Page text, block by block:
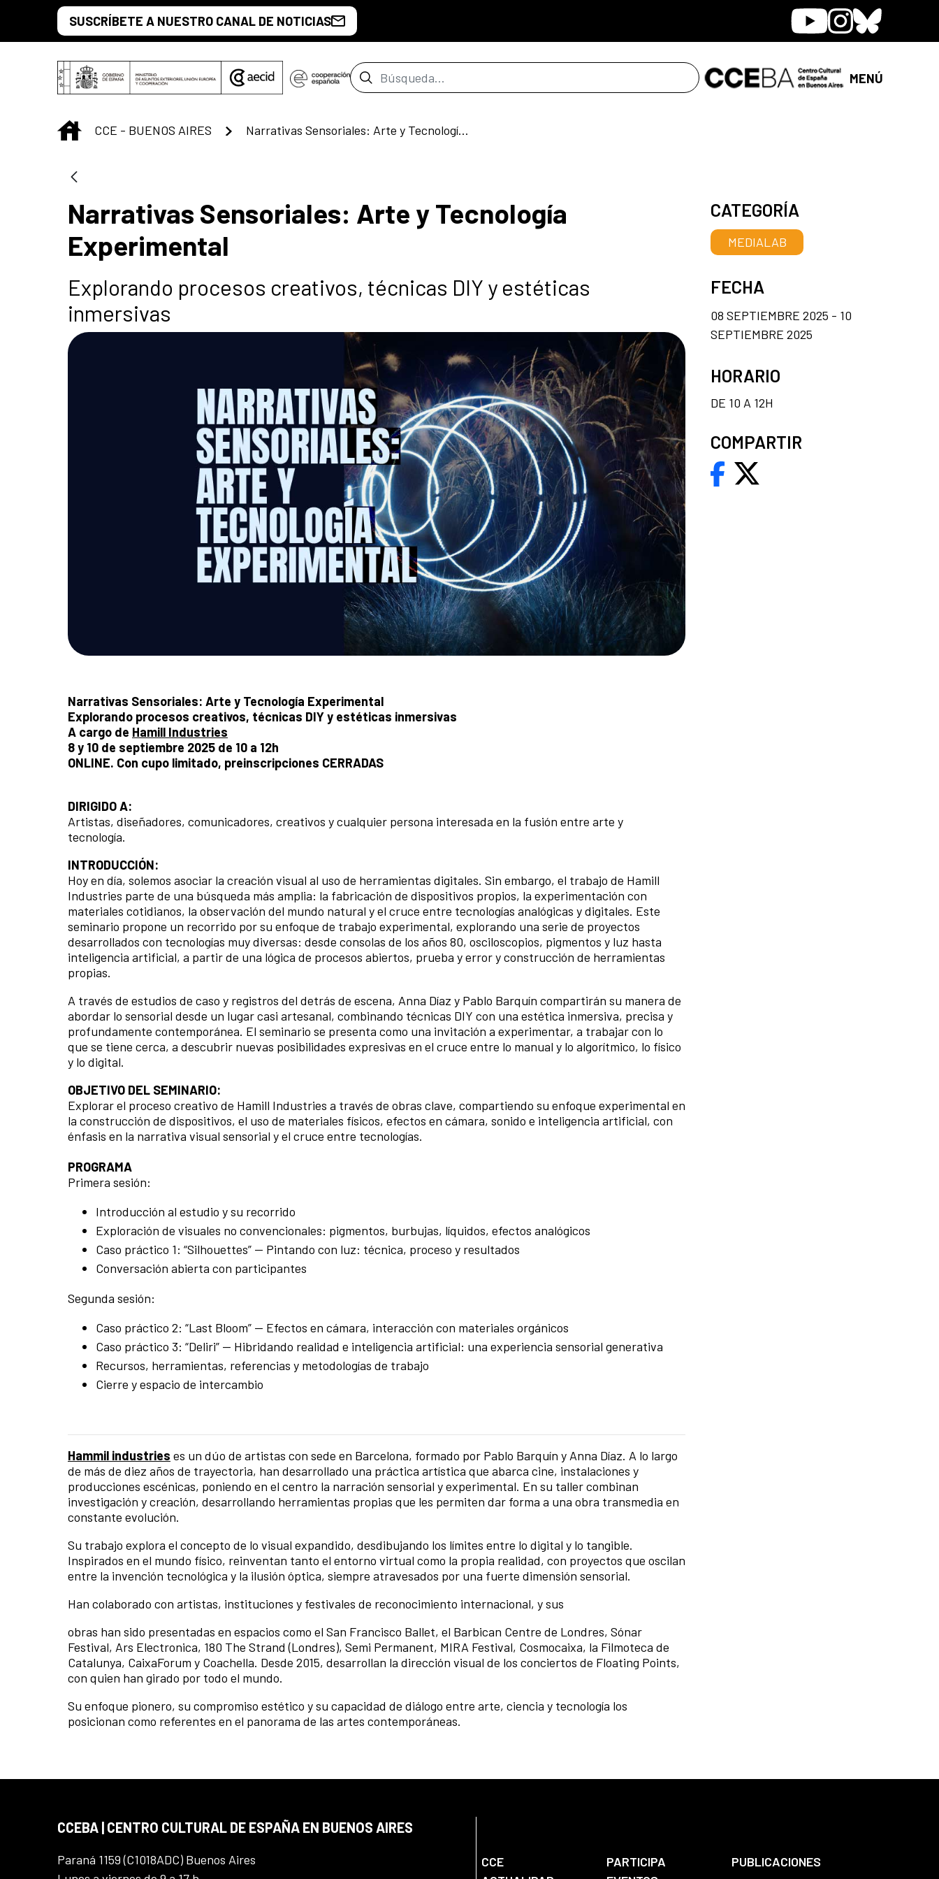
Saltar al contenido principal
SUSCRÍBETE A NUESTRO CANAL DE NOTICIAS YoutubeInstagram
Bluesky
Barra de búsqueda MENÚ
INICIO
CCE - BUENOS AIRES Narrativas Sensoriales: Arte y Tecnología Experimental
Narrativas Sensoriales: Arte y Tecnología
Experimental
Explorando procesos creativos, técnicas DIY y estéticas
inmersivas
Narrativas Sensoriales: Arte y Tecnología Experimental
Explorando procesos creativos, técnicas DIY y estéticas inmersivas
A cargo de Hamill Industries
8 y 10 de septiembre 2025 de 10 a 12h
ONLINE. Con cupo limitado, preinscripciones CERRADAS
DIRIGIDO A:
Artistas, diseñadores, comunicadores, creativos y cualquier persona interesada en la fusión entre arte y
tecnología.
INTRODUCCIÓN:
Hoy en día, solemos asociar la creación visual al uso de herramientas digitales. Sin embargo, el trabajo de Hamill
Industries parte de una búsqueda más amplia: la fabricación de dispositivos propios, la experimentación con
materiales cotidianos, la observación del mundo natural y el cruce entre tecnologías analógicas y digitales. Este
seminario propone un recorrido por su enfoque de trabajo experimental, explorando una serie de proyectos
desarrollados con tecnologías muy diversas: desde consolas de los años 80, osciloscopios, pigmentos y luz hasta
inteligencia artificial, a partir de una lógica de procesos abiertos, prueba y error y construcción de herramientas
propias.
A través de estudios de caso y registros del detrás de escena, Anna Díaz y Pablo Barquín compartirán su manera de
abordar lo sensorial desde un lugar casi artesanal, combinando técnicas DIY con una estética inmersiva, precisa y
profundamente contemporánea. El seminario se presenta como una invitación a experimentar, a trabajar con lo
que se tiene cerca, a descubrir nuevas posibilidades expresivas en el cruce entre lo manual y lo algorítmico, lo físico
y lo digital.
OBJETIVO DEL SEMINARIO:
Explorar el proceso creativo de Hamill Industries a través de obras clave, compartiendo su enfoque experimental en
la construcción de dispositivos, el uso de materiales físicos, efectos en cámara, sonido e inteligencia artificial, con
énfasis en la narrativa visual sensorial y el cruce entre tecnologías.
PROGRAMA
Primera sesión:
Introducción al estudio y su recorrido
Exploración de visuales no convencionales: pigmentos, burbujas, líquidos, efectos analógicos
Caso práctico 1: “Silhouettes” — Pintando con luz: técnica, proceso y resultados
Conversación abierta con participantes
Segunda sesión:
Caso práctico 2: “Last Bloom” — Efectos en cámara, interacción con materiales orgánicos
Caso práctico 3: “Deliri” — Hibridando realidad e inteligencia artificial: una experiencia sensorial generativa
Recursos, herramientas, referencias y metodologías de trabajo
Cierre y espacio de intercambio
Hammil industries es un dúo de artistas con sede en Barcelona, formado por Pablo Barquín y Anna Díaz. A lo largo
de más de diez años de trayectoria, han desarrollado una práctica artística que abarca cine, instalaciones y
producciones escénicas, poniendo en el centro la narración sensorial y experimental. En su taller combinan
investigación y creación, desarrollando herramientas propias que les permiten dar forma a una obra transmedia en
constante evolución.
Su trabajo explora el concepto de lo visual expandido, desdibujando los límites entre lo digital y lo tangible.
Inspirados en el mundo físico, reinventan tanto el entorno virtual como la propia realidad, con proyectos que oscilan
entre la invención tecnológica y la ilusión óptica, siempre atravesados por una fuerte dimensión sensorial.
Han colaborado con artistas, instituciones y festivales de reconocimiento internacional, y sus
obras han sido presentadas en espacios como el San Francisco Ballet, el Barbican Centre de Londres, Sónar
Festival, Ars Electronica, 180 The Strand (Londres), Semi Permanent, MIRA Festival, Cosmocaixa, la Filmoteca de
Catalunya, CaixaForum y Coachella. Desde 2015, desarrollan la dirección visual de los conciertos de Floating Points,
con quien han girado por todo el mundo.
Su enfoque pionero, su compromiso estético y su capacidad de diálogo entre arte, ciencia y tecnología los
posicionan como referentes en el panorama de las artes contemporáneas.
CATEGORÍA
MEDIALAB
FECHA
08 SEPTIEMBRE 2025 - 10
SEPTIEMBRE 2025
HORARIO
DE 10 A 12H
COMPARTIR
CCEBA | CENTRO CULTURAL DE ESPAÑA EN BUENOS AIRES
Paraná 1159 (C1018ADC) Buenos Aires
CCE PARTICIPA
PUBLICACIONES